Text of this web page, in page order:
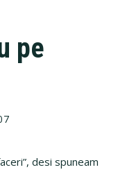
pe
desi spuneam